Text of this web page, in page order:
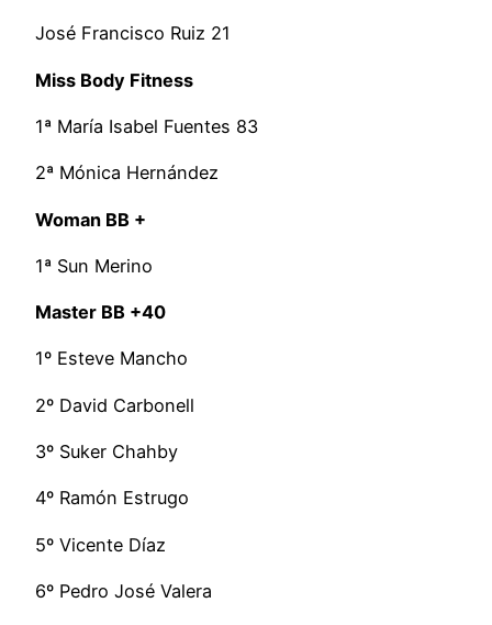
José Francisco Ruiz 21
Miss Body Fitness
1ª María Isabel Fuentes 83
2ª Mónica Hernández
Woman BB +
1ª Sun Merino
Master BB +40
1º Esteve Mancho
2º David Carbonell
3º Suker Chahby
4º Ramón Estrugo
5º Vicente Díaz
6º Pedro José Valera